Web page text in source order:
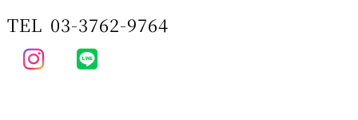
TEL 03-3762-9764